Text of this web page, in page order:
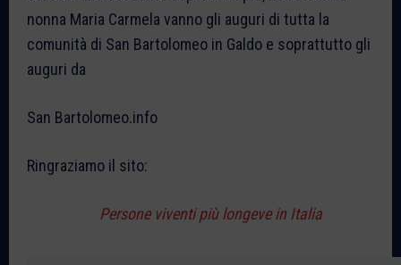
nonna Maria Carmela vanno gli auguri di tutta la
comunità di San Bartolomeo in Galdo e soprattutto gli
auguri da
San Bartolomeo.info
Ringraziamo il sito:
Persone viventi più longeve in Italia